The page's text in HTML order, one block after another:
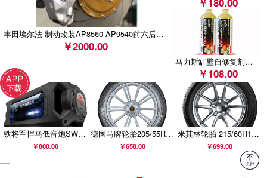
斯巴鲁汽车（中国）有限公司召回部分进口森林人、
XV、BRZ汽车
丰田埃尔法 制动改装AP8560 AP9540前六后四刹车套装
￥2000.00
马力斯缸壁自修复剂（1支/缸）
￥108.00
铁将军悍马低音炮SW806B升级款SW906B汽车车载有源低音炮悍马音响
￥800.00
德国马牌轮胎205/55R16 91V FR COMC CC6适配斯柯达昊锐明锐
￥658.00
米其林轮胎 215/60R16 99V PRIMACY 4 浩悦 正品包安装
￥699.00